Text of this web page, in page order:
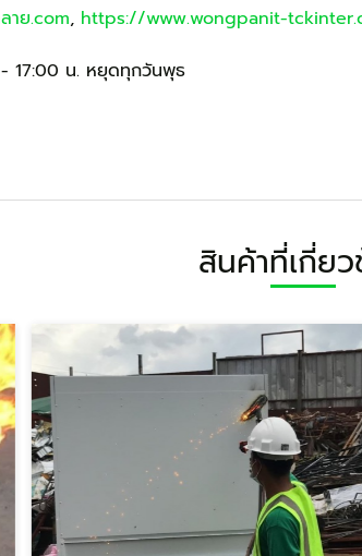
าย.com, https://www.wongpanit-
17:00 น. หยุดทุกวันพุธ
สินค้าที่เกี่ย